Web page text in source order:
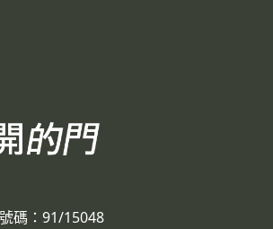
碼：91/15048